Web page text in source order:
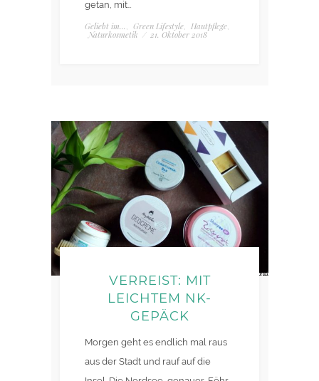
getan, mit…
Geliebt im... , Green Lifestyle, Hautpflege,
Naturkosmetik / 21. Oktober 2018
VERREIST: MIT
LEICHTEM NK-
GEPÄCK
Morgen geht es endlich mal raus
aus der Stadt und rauf auf die